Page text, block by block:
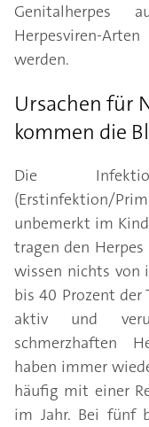
Genitalherpes
Herpesviren-
werden.
Ursachen für
kommen die
Die
(Erstinfektion/
unbemerkt im
tragen den
wissen nichts von
bis 40 Prozent der
aktiv und
schmerzhaften
haben immer
häufig mit einer
im Jahr. Bei fünf